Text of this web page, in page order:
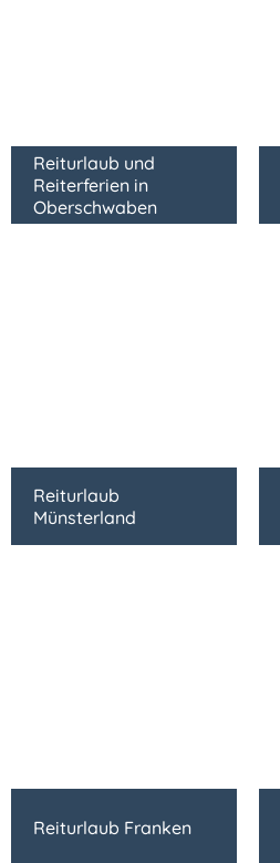
Reiturlaub und
Reiterferien in
Oberschwaben
Reiturlaub
Münsterland
Reiturlaub Franken